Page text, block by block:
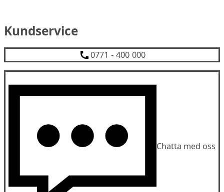
Kundservice
0771 - 400 000
Chatta med oss